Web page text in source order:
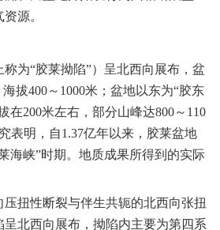
源。
称为“胶莱拗陷”）呈北西向展布，盆
海拔400～ 1000米 ；盆地以东为“胶东
在200米左右，部分山峰达800～ 110
表明，自1.37亿年以来，胶莱盆地
海峡”时期。地质成果所得到的实际
压扭性断裂与伴生共轭的北西向张扭
北西向展布，拗陷内主要为第四系